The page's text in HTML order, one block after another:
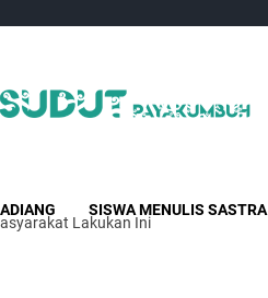
SISWA MENULIS SASTRA
Lakukan Ini